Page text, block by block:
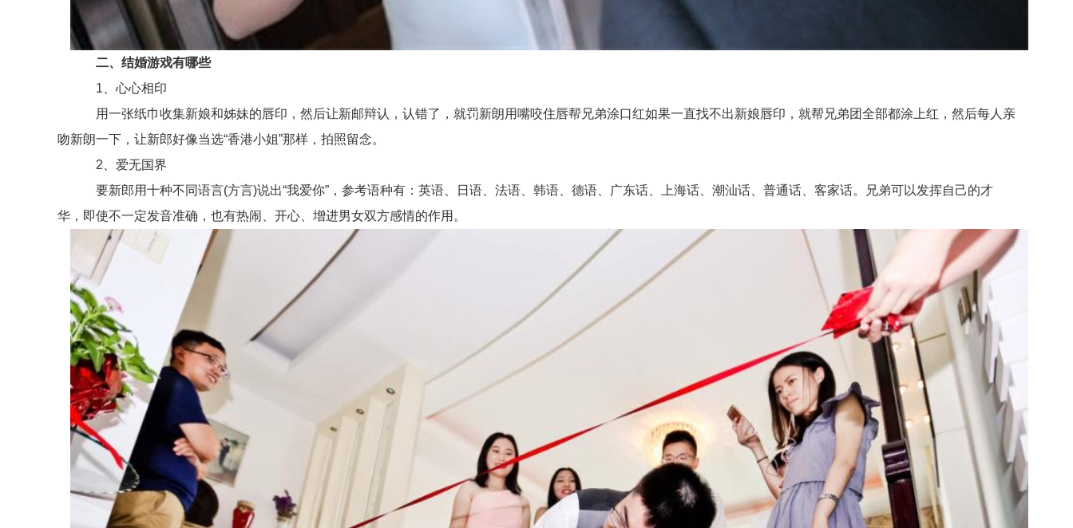
二、结婚游戏有哪些
1、心心相印
用一张纸巾收集新娘和姊妹的唇印，然后让新邮辩认，认错了，就罚新朗用嘴咬住唇帮兄弟涂口红如果一直找不出新娘唇印，就帮兄弟团全部都涂上红，然后每人亲
吻新朗一下，让新郎好像当选“香港小姐”那样，拍照留念。
2、爱无国界
要新郎用十种不同语言(方言)说出“我爱你”，参考语种有：英语、日语、法语、韩语、德语、广东话、上海话、潮汕话、普通话、客家话。兄弟可以发挥自己的才
华，即使不一定发音准确，也有热闹、开心、增进男女双方感情的作用。